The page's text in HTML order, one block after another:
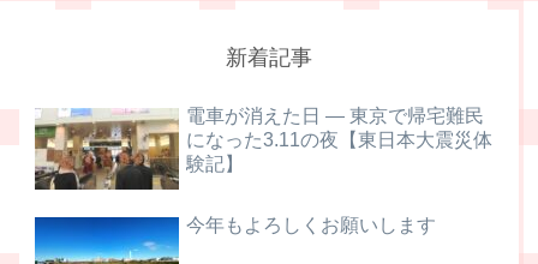
新着記事
電車が消えた日 ― 東京で帰宅難民
になった3.11の夜【東日本大震災体
験記】
今年もよろしくお願いします